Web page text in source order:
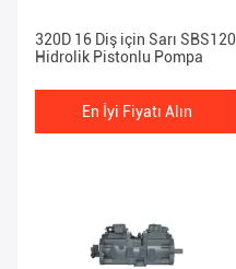
320D 16 Diş için Sarı SBS120
Hidrolik Pistonlu Pompa
En İyi Fiyatı Alın